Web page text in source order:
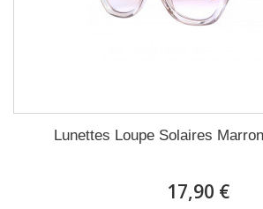
Lunettes Loupe Solaires
17,90 €